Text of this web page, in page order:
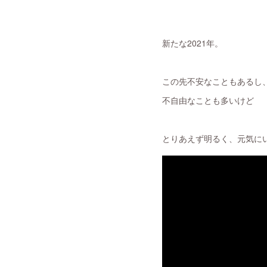
新たな2021年。
この先不安なこともあるし、
不自由なことも多いけど
とりあえず明るく、元気に